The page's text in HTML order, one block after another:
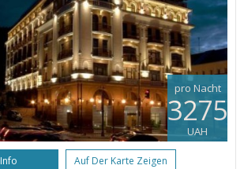
pro Nacht
3275
UAH
Info Auf Der Karte Zeigen